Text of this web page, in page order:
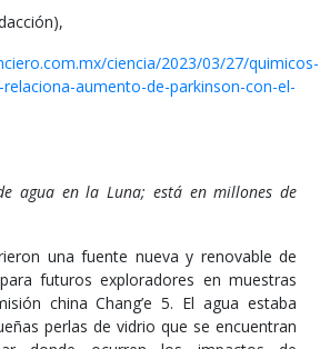
ciencia/2023/03/27/quimicos-
aumento-de-parkinson-con-el-
agua en la Luna; está en millones de
una fuente nueva y renovable de
futuros exploradores en muestras
china Chang’e 5. El agua estaba
perlas de vidrio que se encuentran